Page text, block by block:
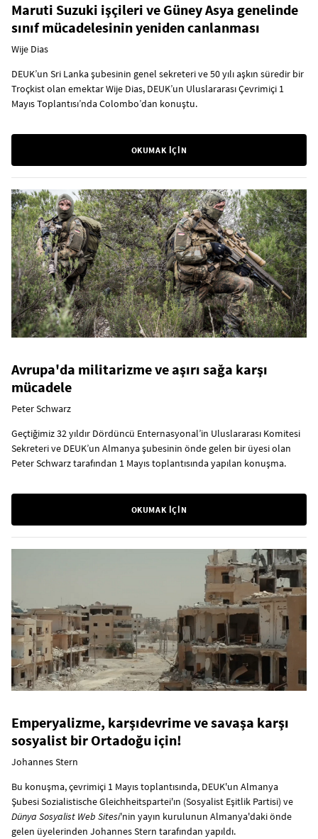
Maruti Suzuki işçileri ve Güney Asya genelinde
sınıf mücadelesinin yeniden canlanması
Wije Dias
DEUK’un Sri Lanka şubesinin genel sekreteri ve 50 yılı aşkın süredir bir
Troçkist olan emektar Wije Dias, DEUK’un Uluslararası Çevrimiçi 1
Mayıs Toplantısı’nda Colombo’dan konuştu.
OKUMAK İÇİN
Avrupa'da militarizme ve aşırı sağa karşı
mücadele
Peter Schwarz
Geçtiğimiz 32 yıldır Dördüncü Enternasyonal’in Uluslararası Komitesi
Sekreteri ve DEUK’un Almanya şubesinin önde gelen bir üyesi olan
Peter Schwarz tarafından 1 Mayıs toplantısında yapılan konuşma.
OKUMAK İÇİN
Emperyalizme, karşıdevrime ve savaşa karşı
sosyalist bir Ortadoğu için!
Johannes Stern
Bu konuşma, çevrimiçi 1 Mayıs toplantısında, DEUK'un Almanya
Şubesi Sozialistische Gleichheitspartei'ın (Sosyalist Eşitlik Partisi) ve
Dünya Sosyalist Web Sitesi'nin yayın kurulunun Almanya'daki önde
gelen üyelerinden Johannes Stern tarafından yapıldı.